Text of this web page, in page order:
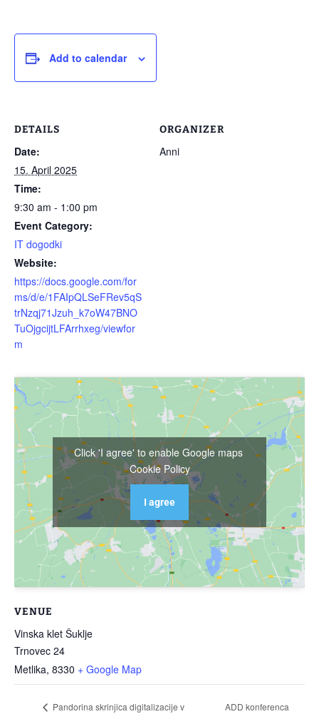
Add to calendar
DETAILS
Date:
15. April 2025
Time:
9:30 am - 1:00 pm
Event Category:
IT dogodki
Website:
https://docs.google.com/for
ms/d/e/1FAIpQLSeFRev5qS
trNzqj71Jzuh_k7oW47BNO
TuOjgcijtLFArrhxeg/viewfor
m
ORGANIZER
Anni
VENUE
Vinska klet Šuklje
Trnovec 24
Metlika, 8330 + Google Map
Click 'I agree' to enable Google maps
Cookie Policy
I agree
Pandorina skrinjica digitalizacije v
ADD konferenca